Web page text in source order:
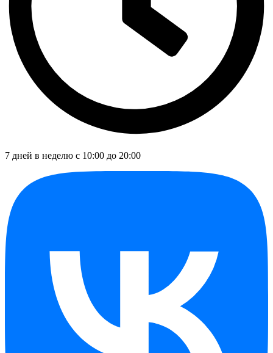
7 дней в неделю с 10:00 до 20:00